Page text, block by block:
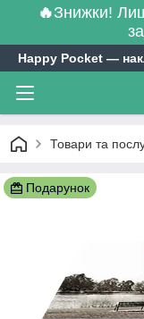
🔥Знижки!
Happy Pocket ―
Товари та
Подарунок